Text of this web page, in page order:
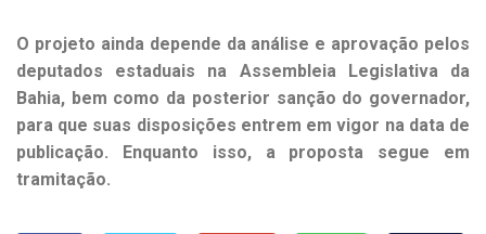
O projeto ainda depende da análise e aprovação pelos
deputados estaduais na Assembleia Legislativa da
Bahia, bem como da posterior sanção do governador,
para que suas disposições entrem em vigor na data de
publicação. Enquanto isso, a proposta segue em
tramitação.